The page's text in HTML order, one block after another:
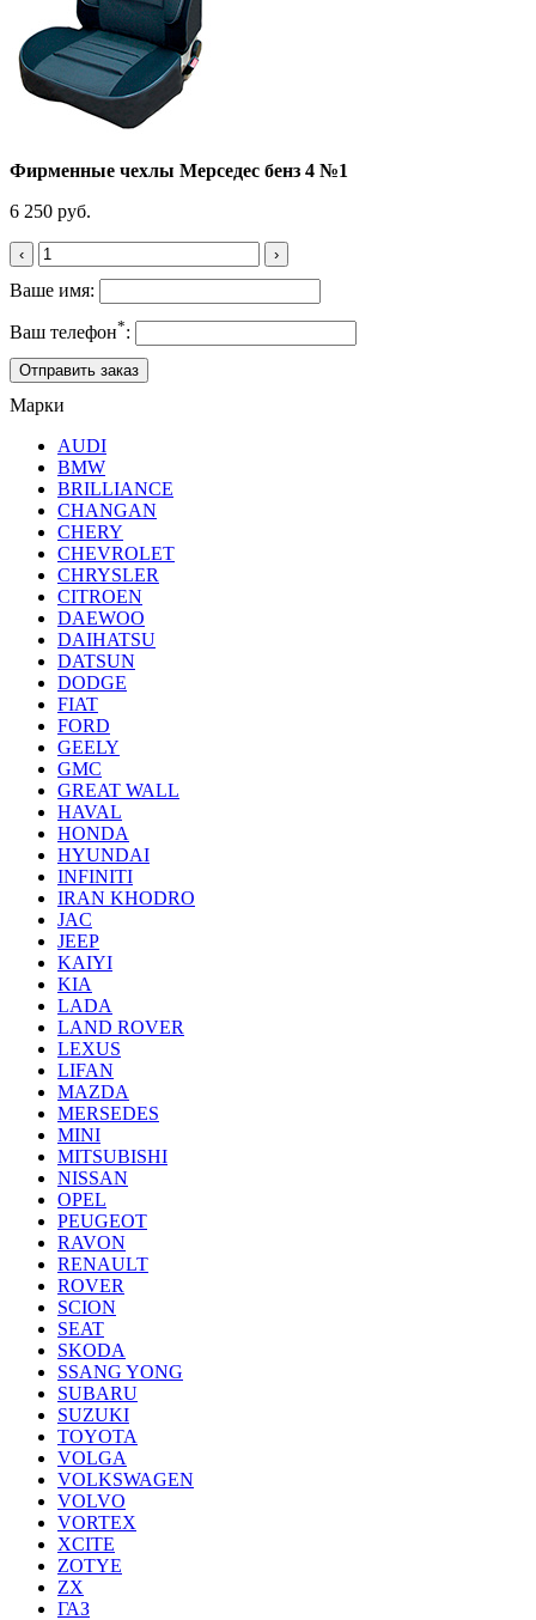
Фирменные чехлы Мерседес бенз 4 №1
6 250 руб.
‹ ›
Ваше имя:
Ваш телефон*:
Марки
AUDI
BMW
BRILLIANCE
CHANGAN
CHERY
CHEVROLET
CHRYSLER
CITROEN
DAEWOO
DAIHATSU
DATSUN
DODGE
FIAT
FORD
GEELY
GMC
GREAT WALL
HAVAL
HONDA
HYUNDAI
INFINITI
IRAN KHODRO
JAC
JEEP
KAIYI
KIA
LADA
LAND ROVER
LEXUS
LIFAN
MAZDA
MERSEDES
MINI
MITSUBISHI
NISSAN
OPEL
PEUGEOT
RAVON
RENAULT
ROVER
SCION
SEAT
SKODA
SSANG YONG
SUBARU
SUZUKI
TOYOTA
VOLGA
VOLKSWAGEN
VOLVO
VORTEX
XCITE
ZOTYE
ZX
ГАЗ